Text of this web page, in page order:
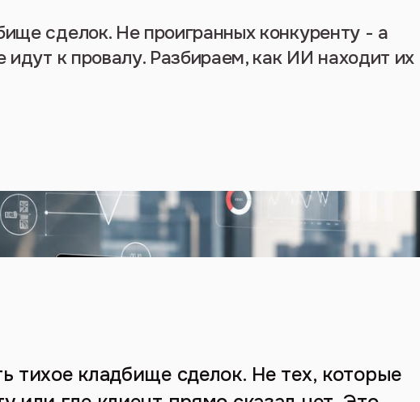
сделок. Не проигранных конкуренту - а
идут к провалу. Разбираем, как ИИ находит их
тихое кладбище сделок. Не тех, которые